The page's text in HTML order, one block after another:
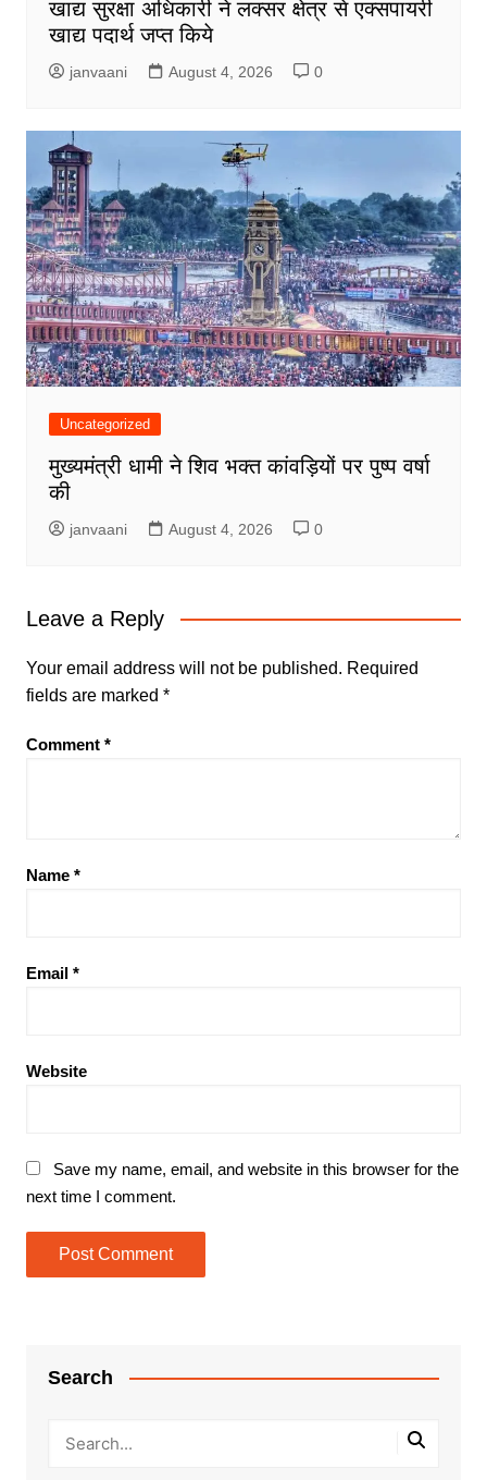
खाद्य सुरक्षा अधिकारी ने लक्सर क्षेत्र से एक्सपायरी
खाद्य पदार्थ जप्त किये
janvaani August 4, 2026 0
Uncategorized
मुख्यमंत्री धामी ने शिव भक्त कांवड़ियों पर पुष्प वर्षा
की
janvaani August 4, 2026 0
Leave a Reply
Your email address will not be published. Required
fields are marked *
Comment *
Name *
Email *
Website
Save my name, email, and website in this browser for the
next time I comment.
Search